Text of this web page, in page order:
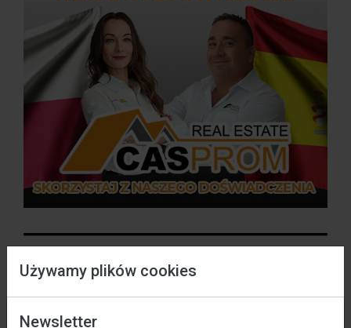
Używamy plików cookies
Data wejścia w życie: 01 / 11 / 2023 r.
Newsletter